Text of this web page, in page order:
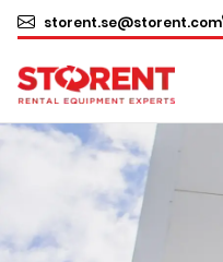
storent.se@storent.com